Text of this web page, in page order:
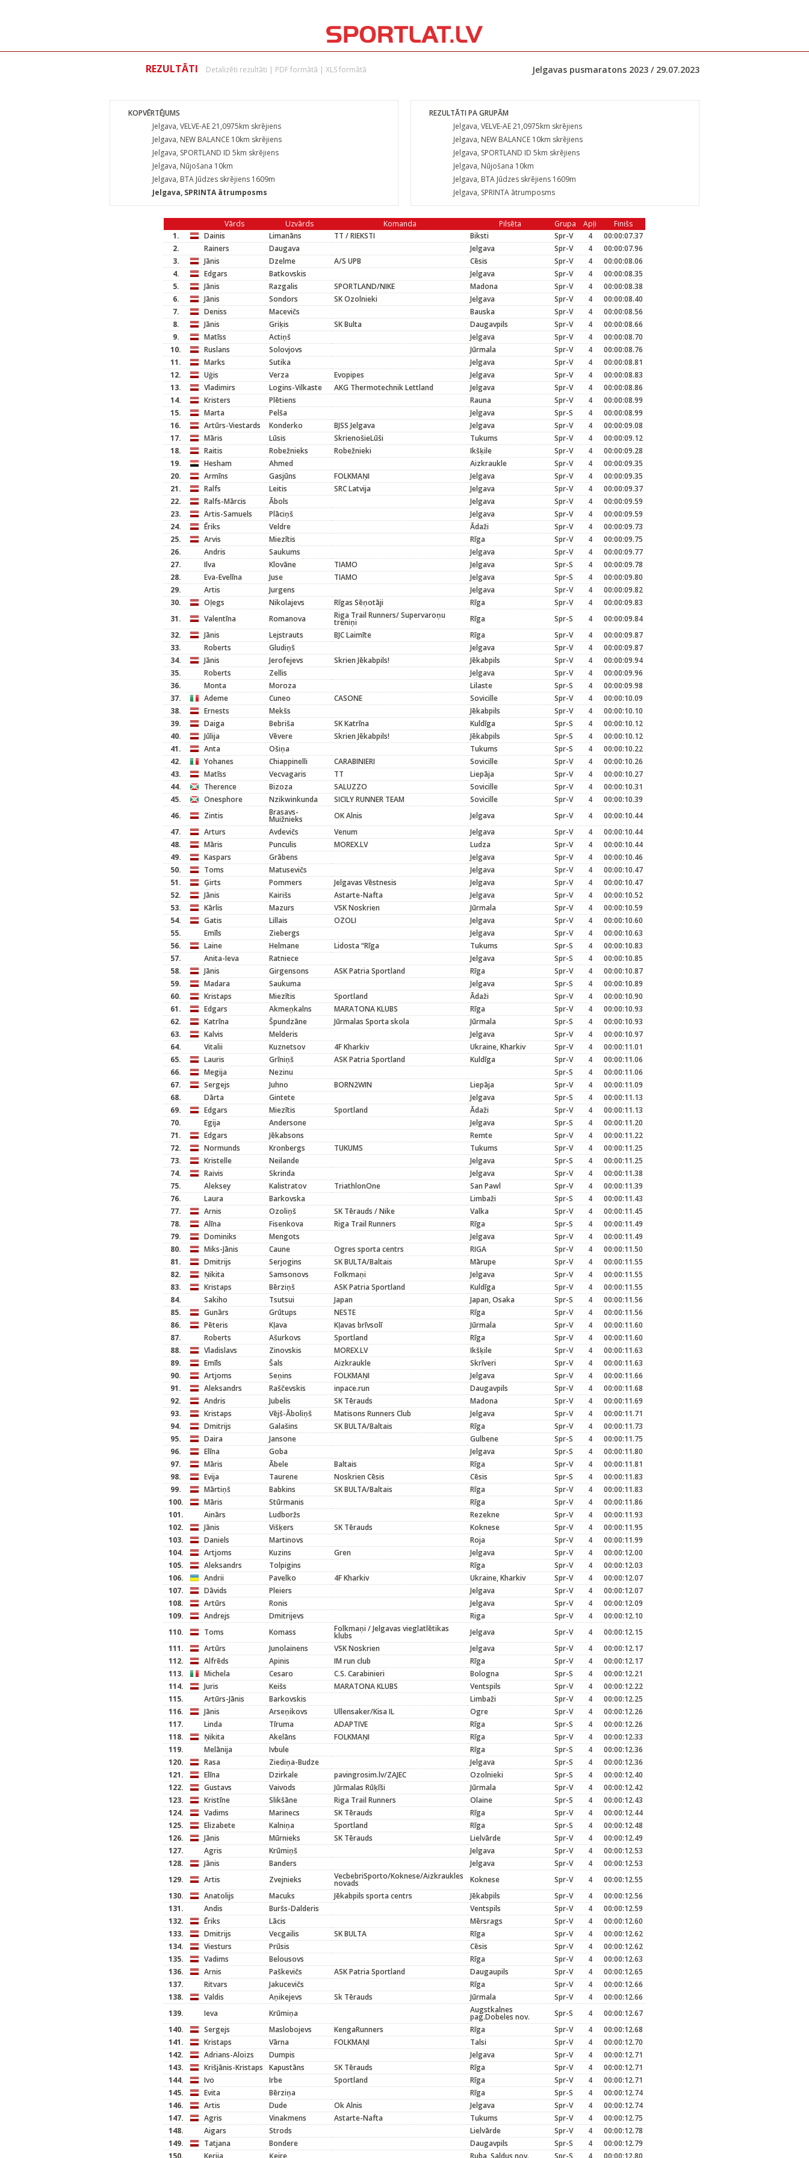
REZULTĀTI Detalizēti rezultāti | PDF formātā | XLS formātā Jelgavas pusmaratons 2023 / 29.07.2023
KOPVĒRTĒJUMS
Jelgava, VELVE-AE 21,0975km skrējiens
Jelgava, NEW BALANCE 10km skrējiens
Jelgava, SPORTLAND ID 5km skrējiens
Jelgava, Nūjošana 10km
Jelgava, BTA Jūdzes skrējiens 1609m
Jelgava, SPRINTA ātrumposms
REZULTĀTI PA GRUPĀM
Jelgava, VELVE-AE 21,0975km skrējiens
Jelgava, NEW BALANCE 10km skrējiens
Jelgava, SPORTLAND ID 5km skrējiens
Jelgava, Nūjošana 10km
Jelgava, BTA Jūdzes skrējiens 1609m
Jelgava, SPRINTA ātrumposms
Vārds Uzvārds Komanda Pilsēta Grupa Apļi
Finišs
1.
Dainis Limanāns TT / RIEKSTI Biksti Spr-V 4
00:00:07.37
2.
Rainers Daugava Jelgava Spr-V 4
00:00:07.96
3.
Jānis Dzelme A/S UPB Cēsis Spr-V 4
00:00:08.06
4.
Edgars Batkovskis Jelgava Spr-V 4
00:00:08.35
5.
Jānis Razgalis SPORTLAND/NIKE Madona Spr-V 4
00:00:08.38
6.
Jānis Sondors SK Ozolnieki Jelgava Spr-V 4
00:00:08.40
7.
Deniss Macevičs Bauska Spr-V 4
00:00:08.56
8.
Jānis Griķis SK Bulta Daugavpils Spr-V 4
00:00:08.66
9.
Matīss Actiņš Jelgava Spr-V 4
00:00:08.70
10.
Ruslans Solovjovs Jūrmala Spr-V 4
00:00:08.76
11.
Marks Sutika Jelgava Spr-V 4
00:00:08.81
12.
Uģis Verza Evopipes Jelgava Spr-V 4
00:00:08.83
13.
Vladimirs Logins-Vilkaste AKG Thermotechnik Lettland Jelgava Spr-V 4
00:00:08.86
14.
Kristers Plētiens Rauna Spr-V 4
00:00:08.99
15.
Marta Pelša Jelgava Spr-S 4
00:00:08.99
16.
Artūrs-Viestards Konderko BJSS Jelgava Jelgava Spr-V 4
00:00:09.08
17.
Māris Lūsis SkrienošieLūši Tukums Spr-V 4
00:00:09.12
18.
Raitis Robežnieks Robežnieki Ikšķile Spr-V 4
00:00:09.28
19.
Hesham Ahmed Aizkraukle Spr-V 4
00:00:09.35
20.
Armīns Gasjūns FOLKMAŅI Jelgava Spr-V 4
00:00:09.35
21.
Ralfs Leitis SRC Latvija Jelgava Spr-V 4
00:00:09.37
22.
Ralfs-Mārcis Ābols Jelgava Spr-V 4
00:00:09.59
23.
Artis-Samuels Plāciņš Jelgava Spr-V 4
00:00:09.59
24.
Ēriks Veldre Ādaži Spr-V 4
00:00:09.73
25.
Arvis Miezītis Rīga Spr-V 4
00:00:09.75
26.
Andris Saukums Jelgava Spr-V 4
00:00:09.77
27.
Ilva Klovāne TIAMO Jelgava Spr-S 4
00:00:09.78
28.
Eva-Evelīna Juse TIAMO Jelgava Spr-S 4
00:00:09.80
29.
Artis Jurgens Jelgava Spr-V 4
00:00:09.82
30.
Oļegs Nikolajevs Rīgas Sēņotāji Rīga Spr-V 4
00:00:09.83
31.
Valentīna Romanova Riga Trail Runners/ Supervaroņu
treniņi Rīga Spr-S 4
00:00:09.84
32.
Jānis Lejstrauts BJC Laimīte Rīga Spr-V 4
00:00:09.87
33.
Roberts Gludiņš Jelgava Spr-V 4
00:00:09.87
34.
Jānis Jerofejevs Skrien Jēkabpils! Jēkabpils Spr-V 4
00:00:09.94
35.
Roberts Zellis Jelgava Spr-V 4
00:00:09.96
36.
Monta Moroza Lilaste Spr-S 4
00:00:09.98
37.
Ademe Cuneo CASONE Sovicille Spr-V 4
00:00:10.09
38.
Ernests Mekšs Jēkabpils Spr-V 4
00:00:10.10
39.
Daiga Bebriša SK Katrīna Kuldīga Spr-S 4
00:00:10.12
40.
Jūlija Vēvere Skrien Jēkabpils! Jēkabpils Spr-S 4
00:00:10.12
41.
Anta Ošiņa Tukums Spr-S 4
00:00:10.22
42.
Yohanes Chiappinelli CARABINIERI Sovicille Spr-V 4
00:00:10.26
43.
Matīss Vecvagaris TT Liepāja Spr-V 4
00:00:10.27
44.
Therence Bizoza SALUZZO Sovicille Spr-V 4
00:00:10.31
45.
Onesphore Nzikwinkunda SICILY RUNNER TEAM Sovicille Spr-V 4
00:00:10.39
46.
Zintis Brasavs-
Muižnieks OK Alnis Jelgava Spr-V 4
00:00:10.44
47.
Arturs Avdevičs Venum Jelgava Spr-V 4
00:00:10.44
48.
Māris Punculis MOREX.LV Ludza Spr-V 4
00:00:10.44
49.
Kaspars Grābens Jelgava Spr-V 4
00:00:10.46
50.
Toms Matusevičs Jelgava Spr-V 4
00:00:10.47
51.
Ģirts Pommers Jelgavas Vēstnesis Jelgava Spr-V 4
00:00:10.47
52.
Jānis Kairišs Astarte-Nafta Jelgava Spr-V 4
00:00:10.52
53.
Kārlis Mazurs VSK Noskrien Jūrmala Spr-V 4
00:00:10.59
54.
Gatis Lillais OZOLI Jelgava Spr-V 4
00:00:10.60
55.
Emīls Ziebergs Jelgava Spr-V 4
00:00:10.63
56.
Laine Helmane Lidosta “Rīga Tukums Spr-S 4
00:00:10.83
57.
Anita-Ieva Ratniece Jelgava Spr-S 4
00:00:10.85
58.
Jānis Girgensons ASK Patria Sportland Rīga Spr-V 4
00:00:10.87
59.
Madara Saukuma Jelgava Spr-S 4
00:00:10.89
60.
Kristaps Miezītis Sportland Ādaži Spr-V 4
00:00:10.90
61.
Edgars Akmeņkalns MARATONA KLUBS Rīga Spr-V 4
00:00:10.93
62.
Katrīna Špundzāne Jūrmalas Sporta skola Jūrmala Spr-S 4
00:00:10.93
63.
Kalvis Melderis Jelgava Spr-V 4
00:00:10.97
64.
Vitalii Kuznetsov 4F Kharkiv Ukraine, Kharkiv Spr-V 4
00:00:11.01
65.
Lauris Grīniņš ASK Patria Sportland Kuldīga Spr-V 4
00:00:11.06
66.
Megija Nezinu Spr-S 4
00:00:11.06
67.
Sergejs Juhno BORN2WIN Liepāja Spr-V 4
00:00:11.09
68.
Dārta Gintete Jelgava Spr-S 4
00:00:11.13
69.
Edgars Miezītis Sportland Ādaži Spr-V 4
00:00:11.13
70.
Egija Andersone Jelgava Spr-S 4
00:00:11.20
71.
Edgars Jēkabsons Remte Spr-V 4
00:00:11.22
72.
Normunds Kronbergs TUKUMS Tukums Spr-V 4
00:00:11.25
73.
Kristelle Neilande Jelgava Spr-S 4
00:00:11.25
74.
Raivis Skrinda Jelgava Spr-V 4
00:00:11.38
75.
Aleksey Kalistratov TriathlonOne San Pawl Spr-V 4
00:00:11.39
76.
Laura Barkovska Limbaži Spr-S 4
00:00:11.43
77.
Arnis Ozoliņš SK Tērauds / Nike Valka Spr-V 4
00:00:11.45
78.
Alīna Fisenkova Riga Trail Runners Rīga Spr-S 4
00:00:11.49
79.
Dominiks Mengots Jelgava Spr-V 4
00:00:11.49
80.
Miks-Jānis Caune Ogres sporta centrs RIGA Spr-V 4
00:00:11.50
81.
Dmitrijs Serjogins SK BULTA/Baltais Mārupe Spr-V 4
00:00:11.55
82.
Ņikita Samsonovs Folkmaņi Jelgava Spr-V 4
00:00:11.55
83.
Kristaps Bērziņš ASK Patria Sportland Kuldīga Spr-V 4
00:00:11.55
84.
Sakiho Tsutsui Japan Japan, Osaka Spr-S 4
00:00:11.56
85.
Gunārs Grūtups NESTE Rīga Spr-V 4
00:00:11.56
86.
Pēteris Kļava Kļavas brīvsolī Jūrmala Spr-V 4
00:00:11.60
87.
Roberts Ašurkovs Sportland Rīga Spr-V 4
00:00:11.60
88.
Vladislavs Zinovskis MOREX.LV Ikšķile Spr-V 4
00:00:11.63
89.
Emīls Šals Aizkraukle Skrīveri Spr-V 4
00:00:11.63
90.
Artjoms Seņins FOLKMAŅI Jelgava Spr-V 4
00:00:11.66
91.
Aleksandrs Raščevskis inpace.run Daugavpils Spr-V 4
00:00:11.68
92.
Andris Jubelis SK Tērauds Madona Spr-V 4
00:00:11.69
93.
Kristaps Vējš-Āboliņš Matisons Runners Club Jelgava Spr-V 4
00:00:11.71
94.
Dmitrijs Galašins SK BULTA/Baltais Rīga Spr-V 4
00:00:11.73
95.
Daira Jansone Gulbene Spr-S 4
00:00:11.75
96.
Elīna Goba Jelgava Spr-S 4
00:00:11.80
97.
Māris Ābele Baltais Rīga Spr-V 4
00:00:11.81
98.
Evija Taurene Noskrien Cēsis Cēsis Spr-S 4
00:00:11.83
99.
Mārtiņš Babkins SK BULTA/Baltais Rīga Spr-V 4
00:00:11.83
100.
Māris Stūrmanis Rīga Spr-V 4
00:00:11.86
101.
Ainārs Ludboržs Rezekne Spr-V 4
00:00:11.93
102.
Jānis Višķers SK Tērauds Koknese Spr-V 4
00:00:11.95
103.
Daniels Martinovs Roja Spr-V 4
00:00:11.99
104.
Artjoms Kuzins Gren Jelgava Spr-V 4
00:00:12.00
105.
Aleksandrs Tolpigins Rīga Spr-V 4
00:00:12.03
106.
Andrii Pavelko 4F Kharkiv Ukraine, Kharkiv Spr-V 4
00:00:12.07
107.
Dāvids Pleiers Jelgava Spr-V 4
00:00:12.07
108.
Artūrs Ronis Jelgava Spr-V 4
00:00:12.09
109.
Andrejs Dmitrijevs Riga Spr-V 4
00:00:12.10
110.
Toms Komass Folkmaņi / Jelgavas vieglatlētikas
klubs Jelgava Spr-V 4
00:00:12.15
111.
Artūrs Junolainens VSK Noskrien Jelgava Spr-V 4
00:00:12.17
112.
Alfrēds Apinis IM run club Rīga Spr-V 4
00:00:12.17
113.
Michela Cesaro C.S. Carabinieri Bologna Spr-S 4
00:00:12.21
114.
Juris Keišs MARATONA KLUBS Ventspils Spr-V 4
00:00:12.22
115.
Artūrs-Jānis Barkovskis Limbaži Spr-V 4
00:00:12.25
116.
Jānis Arseņikovs Ullensaker/Kisa IL Ogre Spr-V 4
00:00:12.26
117.
Linda Tīruma ADAPTIVE Rīga Spr-S 4
00:00:12.26
118.
Ņikita Akelāns FOLKMAŅI Rīga Spr-V 4
00:00:12.33
119.
Melānija Ivbule Rīga Spr-S 4
00:00:12.36
120.
Rasa Ziediņa-Budze Jelgava Spr-S 4
00:00:12.36
121.
Elīna Dzirkale pavingrosim.lv/ZAJEC Ozolnieki Spr-S 4
00:00:12.40
122.
Gustavs Vaivods Jūrmalas Rūķīši Jūrmala Spr-V 4
00:00:12.42
123.
Kristīne Slikšāne Riga Trail Runners Olaine Spr-S 4
00:00:12.43
124.
Vadims Marinecs SK Tērauds Rīga Spr-V 4
00:00:12.44
125.
Elizabete Kalniņa Sportland Rīga Spr-S 4
00:00:12.48
126.
Jānis Mūrnieks SK Tērauds Lielvārde Spr-V 4
00:00:12.49
127.
Agris Krūmiņš Jelgava Spr-V 4
00:00:12.53
128.
Jānis Banders Jelgava Spr-V 4
00:00:12.53
129.
Artis Zvejnieks VecbebriSporto/Koknese/Aizkraukles
novads Koknese Spr-V 4
00:00:12.55
130.
Anatolijs Macuks Jēkabpils sporta centrs Jēkabpils Spr-V 4
00:00:12.56
131.
Andis Buršs-Dalderis Ventspils Spr-V 4
00:00:12.59
132.
Ēriks Lācis Mērsrags Spr-V 4
00:00:12.60
133.
Dmitrijs Vecgailis SK BULTA Rīga Spr-V 4
00:00:12.62
134.
Viesturs Prūsis Cēsis Spr-V 4
00:00:12.62
135.
Vadims Belousovs Rīga Spr-V 4
00:00:12.63
136.
Arnis Paškevičs ASK Patria Sportland Daugaupils Spr-V 4
00:00:12.65
137.
Ritvars Jakucevičs Rīga Spr-V 4
00:00:12.66
138.
Valdis Aņikejevs Sk Tērauds Jūrmala Spr-V 4
00:00:12.66
139.
Ieva Krūmiņa Augstkalnes
pag.Dobeles nov. Spr-S 4
00:00:12.67
140.
Sergejs Maslobojevs KengaRunners Rīga Spr-V 4
00:00:12.68
141.
Kristaps Vārna FOLKMAŅI Talsi Spr-V 4
00:00:12.70
142.
Adrians-Aloizs Dumpis Jelgava Spr-V 4
00:00:12.71
143.
Krišjānis-Kristaps Kapustāns SK Tērauds Rīga Spr-V 4
00:00:12.71
144.
Ivo Irbe Sportland Rīga Spr-V 4
00:00:12.71
145.
Evita Bērziņa Rīga Spr-S 4
00:00:12.74
146.
Artis Dude Ok Alnis Jelgava Spr-V 4
00:00:12.74
147.
Agris Vinakmens Astarte-Nafta Tukums Spr-V 4
00:00:12.75
148.
Aigars Strods Lielvārde Spr-V 4
00:00:12.78
149.
Tatjana Bondere Daugavpils Spr-S 4
00:00:12.79
150.
Kerija Ķeire Ruba, Saldus nov. Spr-S 4 00:00:12.80